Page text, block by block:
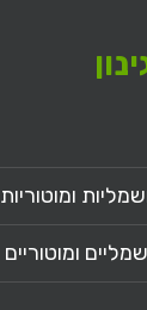
ומוטוריות
ומוטוריים